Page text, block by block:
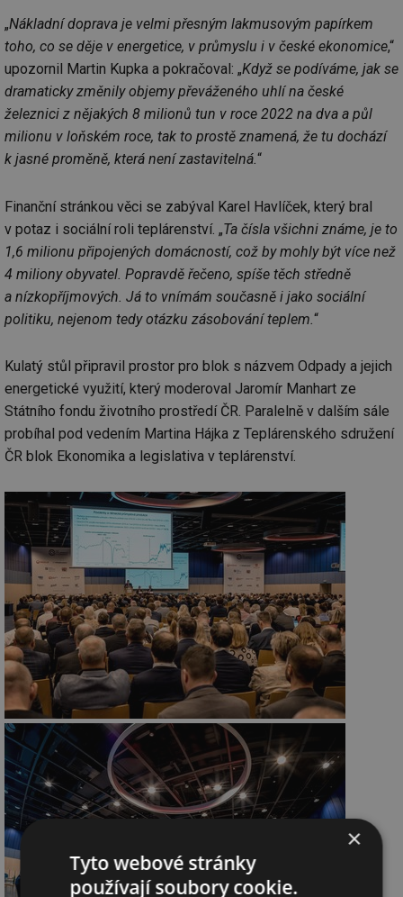
„Nákladní doprava je velmi přesným lakmusovým papírkem
toho, co se děje v energetice, v průmyslu i v české ekonomice,“
upozornil Martin Kupka a pokračoval: „Když se podíváme, jak se
dramaticky změnily objemy převáženého uhlí na české
železnici z nějakých 8 milionů tun v roce 2022 na dva a půl
milionu v loňském roce, tak to prostě znamená, že tu dochází
k jasné proměně, která není zastavitelná.“
Finanční stránkou věci se zabýval Karel Havlíček, který bral
v potaz i sociální roli teplárenství. „Ta čísla všichni známe, je to
1,6 milionu připojených domácností, což by mohly být více než
4 miliony obyvatel. Popravdě řečeno, spíše těch středně
a nízkopříjmových. Já to vnímám současně i jako sociální
politiku, nejenom tedy otázku zásobování teplem. “
Kulatý stůl připravil prostor pro blok s názvem Odpady a jejich
energetické využití, který moderoval Jaromír Manhart ze
Státního fondu životního prostředí ČR. Paralelně v dalším sále
probíhal pod vedením Martina Hájka z Teplárenského sdružení
ČR blok Ekonomika a legislativa v teplárenství.
×
Tyto webové stránky
používají soubory cookie.